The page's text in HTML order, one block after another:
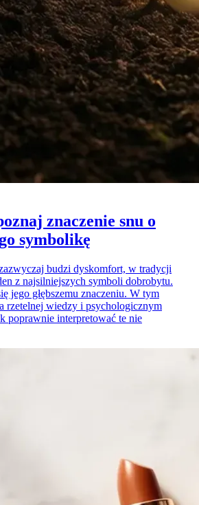
znaczenie snu o
symbolikę
budzi dyskomfort, w tradycji
z najsilniejszych symboli dobrobytu.
jego głębszemu znaczeniu. W tym
rzetelnej wiedzy i psychologicznym
poprawnie interpretować te nie